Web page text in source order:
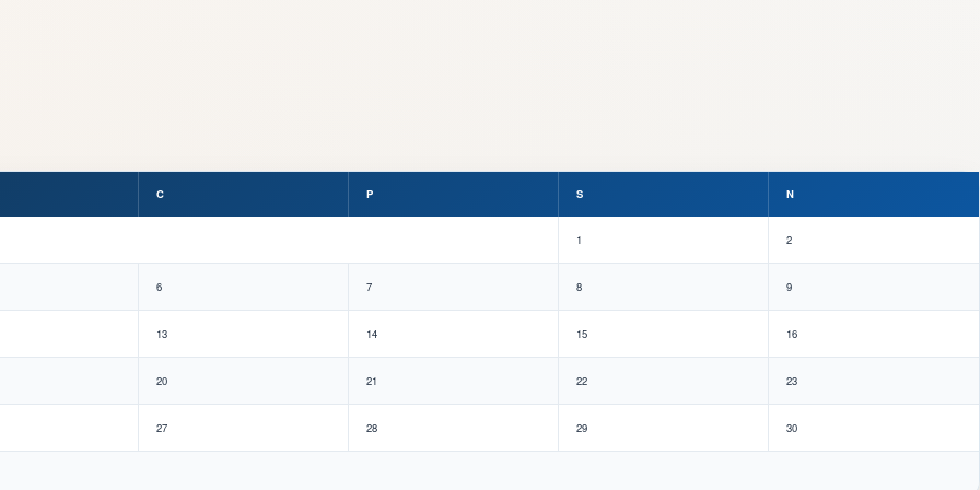
C P S N
1 2
6 7 8 9
13 14 15 16
20 21 22 23
27 28 29 30